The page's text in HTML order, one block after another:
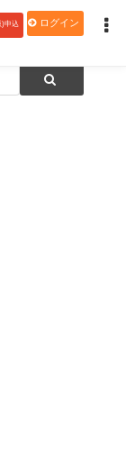
)申込 ログイン